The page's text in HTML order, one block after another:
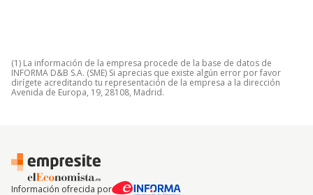
(1) La información de la empresa procede de la base de datos de
INFORMA D&B S.A. (SME) Si aprecias que existe algún error por favor
dirígete acreditando tu representación de la empresa a la dirección
Avenida de Europa, 19, 28108, Madrid.
Información ofrecida por